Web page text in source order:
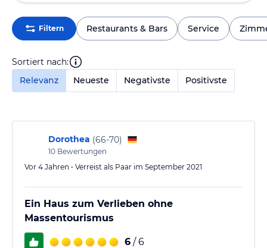
Filtern Restaurants & Bars Service
Sortiert nach:
Relevanz
Neueste Negativste Positivste
Dorothea (66-70)
10 Bewertungen
Vor 4 Jahren • Verreist als Paar im September 2021
Ein Haus zum Verlieben ohne
Massentourismus
6 / 6